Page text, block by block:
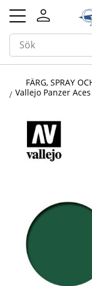
Meny
FÄRG, SPRAY
Vallejo Panzer